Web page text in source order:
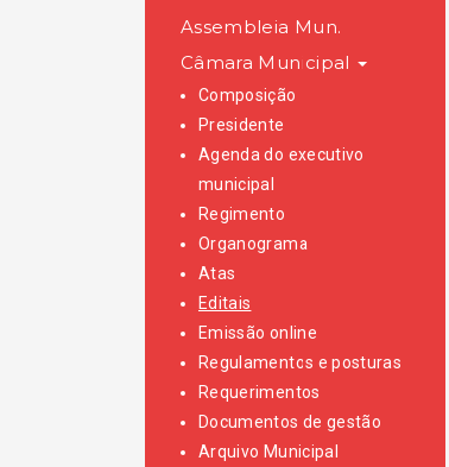
Assembleia Mun.
Câmara Municipal
Composição
Presidente
Agenda do executivo
municipal
Regimento
Organograma
Atas
Editais
Emissão online
Regulamentos e posturas
Requerimentos
Documentos de gestão
Arquivo Municipal